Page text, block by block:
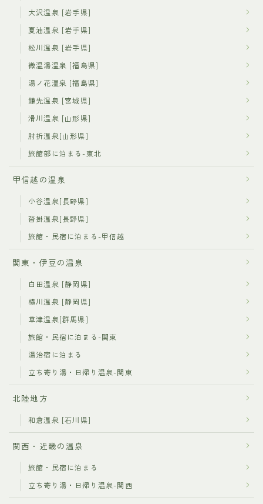
大沢温泉 [岩手県]
夏油温泉 [岩手県]
松川温泉 [岩手県]
微温湯温泉 [福島県]
湯ノ花温泉 [福島県]
鎌先温泉 [宮城県]
滑川温泉 [山形県]
肘折温泉[山形県]
旅館部に泊まる-東北
甲信越の温泉
小谷温泉[長野県]
沓掛温泉[長野県]
旅館・民宿に泊まる-甲信越
関東・伊豆の温泉
白田温泉 [静岡県]
横川温泉 [静岡県]
草津温泉[群馬県]
旅館・民宿に泊まる-関東
湯治宿に泊まる
立ち寄り湯・日帰り温泉-関東
北陸地方
和倉温泉 [石川県]
関西・近畿の温泉
旅館・民宿に泊まる
立ち寄り湯・日帰り温泉-関西